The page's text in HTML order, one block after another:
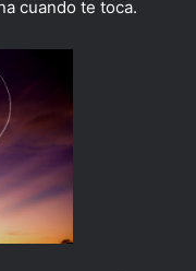
cuando te toca.